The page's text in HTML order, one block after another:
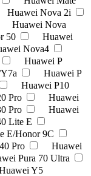
Huawei Nova 2i
Huawei Nova
50
Huawei
Nova4
Huawei P
Huawei P
Huawei P10
Pro
Huawei
Pro
Huawei
Lite E
E/Honor 9C
Pro
Huawei
Pura 70 Ultra
Y5